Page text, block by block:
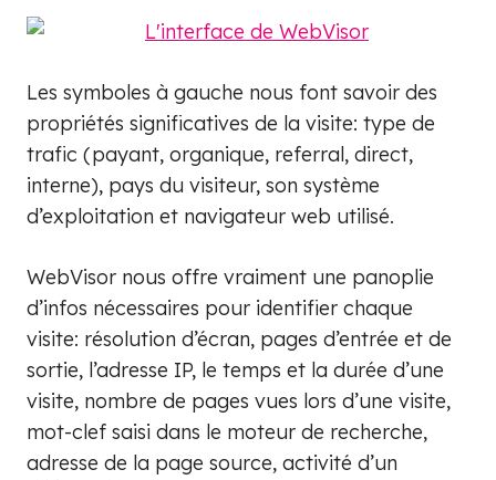
Les symboles à gauche nous font savoir des
propriétés significatives de la visite: type de
trafic (payant, organique, referral, direct,
interne), pays du visiteur, son système
d’exploitation et navigateur web utilisé.
WebVisor nous offre vraiment une panoplie
d’infos nécessaires pour identifier chaque
visite: résolution d’écran, pages d’entrée et de
sortie, l’adresse IP, le temps et la durée d’une
visite, nombre de pages vues lors d’une visite,
mot-clef saisi dans le moteur de recherche,
adresse de la page source, activité d’un